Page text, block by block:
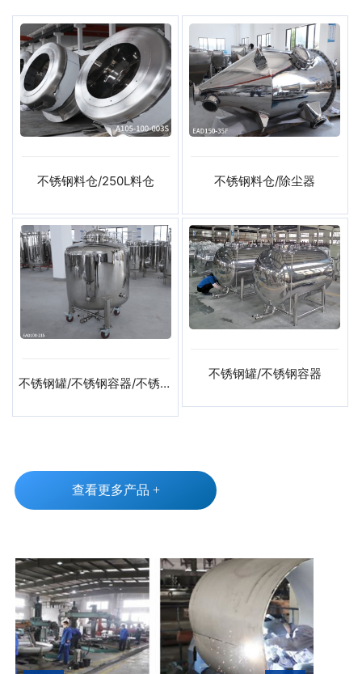
不锈钢料仓/250L料仓 不锈钢料仓/除尘器
不锈钢罐/不锈钢容器/不锈钢
不锈钢罐/不锈钢容器
查看更多产品 +